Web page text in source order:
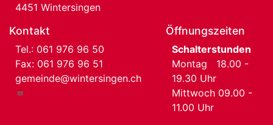
4451 Wintersingen
Kontakt
Tel.: 061 976 96 50
Fax: 061 976 96 51
gemeinde@wintersingen.ch
Öffnungszeiten
Schalterstunden
Montag 18.00 -
19.30 Uhr
Mittwoch 09.00 -
11.00 Uhr